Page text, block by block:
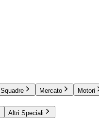
Squadre Mercato Motori
Altri Speciali